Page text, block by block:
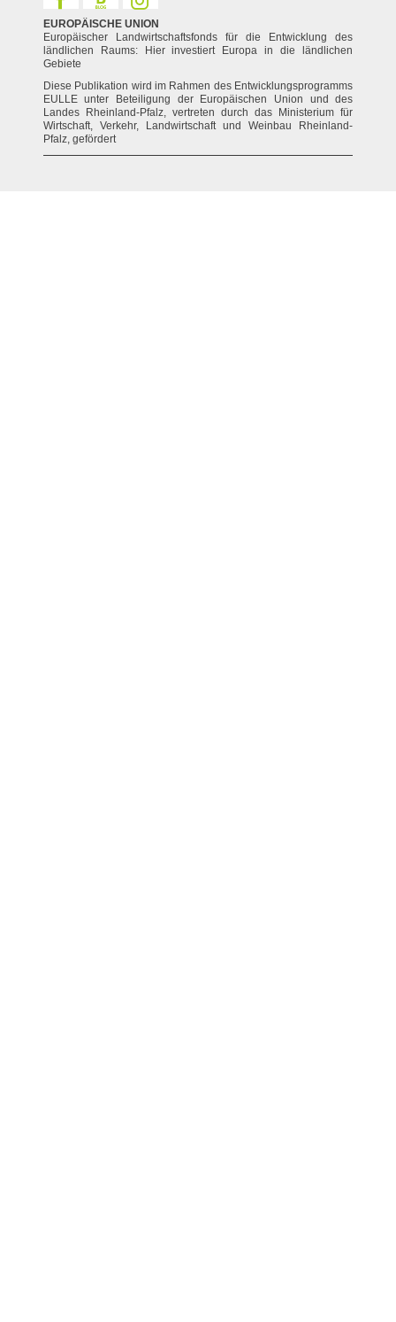
EUROPÄISCHE UNION
Europäischer Landwirtschaftsfonds für die Entwicklung des
ländlichen Raums: Hier investiert Europa in die ländlichen
Gebiete
Diese Publikation wird im Rahmen des Entwicklungsprogramms
EULLE unter Beteiligung der Europäischen Union und des
Landes Rheinland-Pfalz, vertreten durch das Ministerium für
Wirtschaft, Verkehr, Landwirtschaft und Weinbau Rheinland-
Pfalz, gefördert